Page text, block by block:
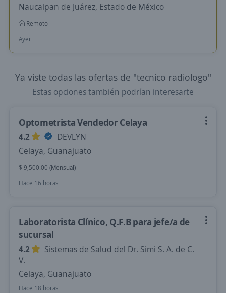
Naucalpan de Juárez, Estado de México
Remoto
Ayer
Ya viste todas las ofertas de "tecnico radiologo"
Estas opciones también podrían interesarte
Optometrista Vendedor Celaya
4.2
DEVLYN
Celaya, Guanajuato
$ 9,500.00 (Mensual)
Hace 16 horas
Laboratorista Clínico, Q.F.B para jefe/a de
sucursal
4.2
Sistemas de Salud del Dr. Simi S. A. de C.
V.
Celaya, Guanajuato
Hace 18 horas